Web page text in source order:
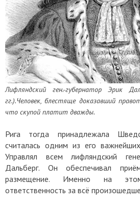
Лифляндский ген.-губернатор Эрик
гг.).Человек, блестяще доказавший
что скупой платит дважды.
Рига тогда принадлежала
считалась одним из его
Управлял всем лифляндский
Дальберг. Он обеспечивал
размещение. Именно на
ответственность за всё